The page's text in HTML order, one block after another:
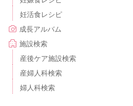
妊活食レシピ
成長アルバム
施設検索
産後ケア施設検索
産婦人科検索
婦人科検索